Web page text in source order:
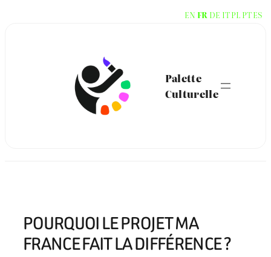
Palette
Culturelle
POURQUOI LE PROJET MA
FRANCE FAIT LA DIFFÉRENCE ?
EN FR DE ITPL PTES